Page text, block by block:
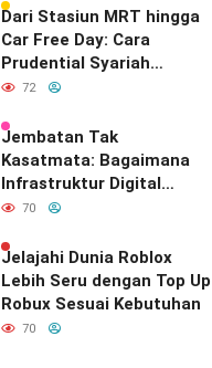
Dari Stasiun MRT hingga
Car Free Day: Cara
Prudential Syariah
Merayakan yang Nomor
Indonesia
72
Jembatan Tak
Kasatmata: Bagaimana
Infrastruktur Digital
Diam-Diam
Hubungan Indonesia–
India
70
Jelajahi Dunia Roblox
Lebih Seru dengan Top Up
Robux Sesuai Kebutuhan
70